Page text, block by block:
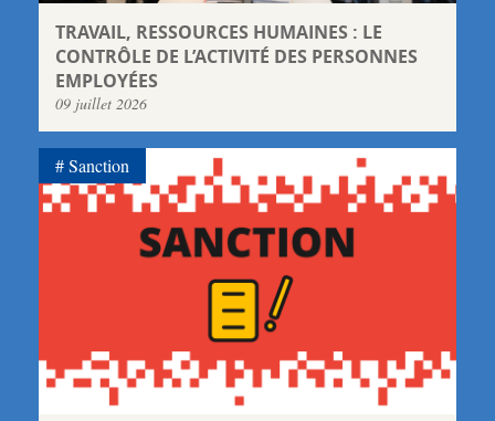
TRAVAIL, RESSOURCES HUMAINES : LE
CONTRÔLE DE L’ACTIVITÉ DES PERSONNES
EMPLOYÉES
09 juillet 2026
Sanction